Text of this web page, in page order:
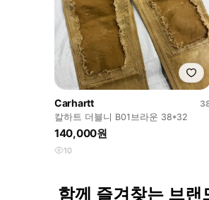
Carhartt
칼하트 더블니 B01브라운 38*32
140,000원
10
함께 즐겨찾는 브랜